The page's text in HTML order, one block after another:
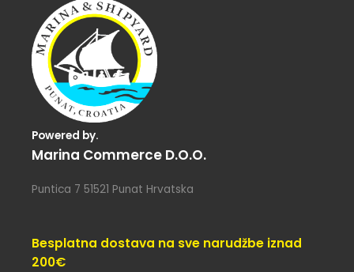
Powered by.
Marina Commerce D.o.o.
Puntica 7 51521 Punat Hrvatska
Besplatna dostava na sve narudžbe iznad
200€